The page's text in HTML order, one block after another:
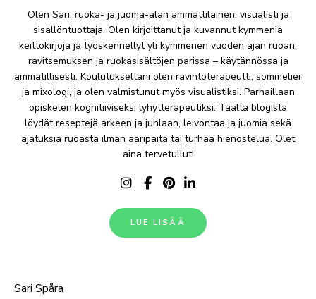
Olen Sari, ruoka- ja juoma-alan ammattilainen, visualisti ja
sisällöntuottaja. Olen kirjoittanut ja kuvannut kymmeniä
keittokirjoja ja työskennellyt yli kymmenen vuoden ajan ruoan,
ravitsemuksen ja ruokasisältöjen parissa – käytännössä ja
ammatillisesti. Koulutukseltani olen ravintoterapeutti, sommelier
ja mixologi, ja olen valmistunut myös visualistiksi. Parhaillaan
opiskelen kognitiiviseksi lyhytterapeutiksi. Täältä blogista
löydät reseptejä arkeen ja juhlaan, leivontaa ja juomia sekä
ajatuksia ruoasta ilman ääripäitä tai turhaa hienostelua. Olet
aina tervetullut!
LUE LISÄÄ
Sari Spåra